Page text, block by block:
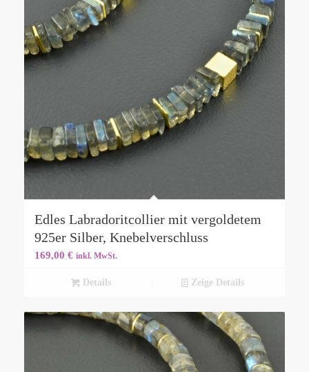
Edles Labradoritcollier mit vergoldetem
925er Silber, Knebelverschluss
169,00 € inkl. MwSt.
Details Zeige Details